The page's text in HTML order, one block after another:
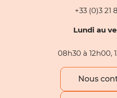
+33 (0)3 21
Lundi au
08h30 à 12h00,
Nous